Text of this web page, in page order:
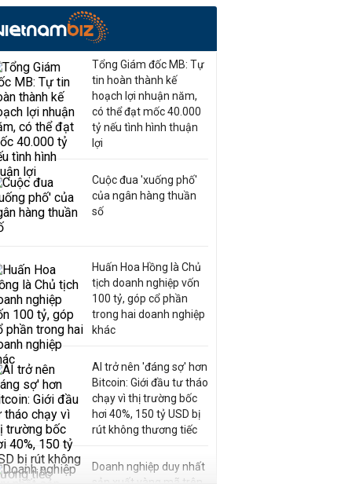
Tổng Giám đốc MB: Tự
tin hoàn thành kế
hoạch lợi nhuận năm,
có thể đạt mốc 40.000
tỷ nếu tình hình thuận
lợi
Cuộc đua 'xuống phố'
của ngân hàng thuần
số
Huấn Hoa Hồng là Chủ
tịch doanh nghiệp vốn
100 tỷ, góp cổ phần
trong hai doanh nghiệp
khác
AI trở nên 'đáng sợ' hơn
Bitcoin: Giới đầu tư tháo
chạy vì thị trường bốc
hơi 40%, 150 tỷ USD bị
rút không thương tiếc
Doanh nghiệp duy nhất
sản xuất vàng mã trên